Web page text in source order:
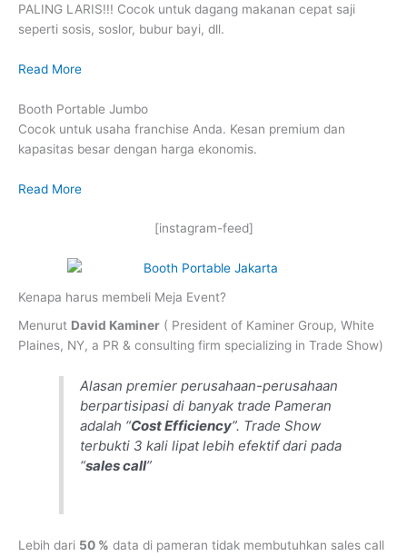
PALING LARIS!!! Cocok untuk dagang makanan cepat saji
seperti sosis, soslor, bubur bayi, dll.
Read More
Booth Portable Jumbo
Cocok untuk usaha franchise Anda. Kesan premium dan
kapasitas besar dengan harga ekonomis.
Read More
[instagram-feed]
Kenapa harus membeli Meja Event?
Menurut David Kaminer ( President of Kaminer Group, White
Plaines, NY, a PR & consulting firm specializing in Trade Show)
Alasan premier perusahaan-perusahaan
berpartisipasi di banyak trade Pameran
adalah “Cost Efficiency”. Trade Show
terbukti 3 kali lipat lebih efektif dari pada
“sales call”
Lebih dari 50 % data di pameran tidak membutuhkan sales call